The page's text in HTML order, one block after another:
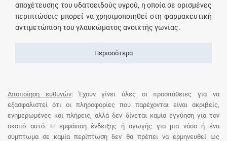
αποχέτευσης του υδατοειδούς υγρού, η οποία σε ορισμένες
περιπτώσεις μπορεί να χρησιμοποιηθεί στη φαρμακευτική
αντιμετώπιση του γλαυκώματος ανοικτής γωνίας.
Περισσότερα
Αποποίηση ευθυνών: Έχουν γίνει όλες οι προσπάθειες για να
εξασφαλιστεί ότι οι πληροφορίες που παρέχονται είναι ακριβείς,
ενημερωμένες και πλήρεις, αλλά δεν δίνεται καμία εγγύηση για τον
σκοπό αυτό. Η εμφάνιση ένδειξης ή αγωγής για μια νόσο ή ένα
σύμπτωμα σε καμία περίπτωση δεν θα πρέπει να ερμηνευθεί ως